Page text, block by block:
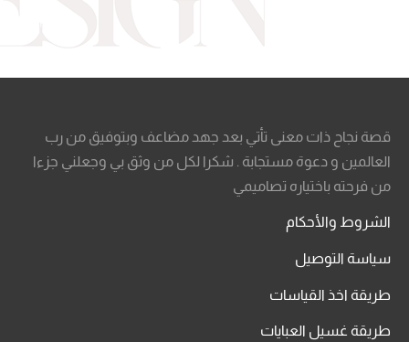
قصة نجاح ذات معنى تأتي بعد جهد مضاعف وبتوفيق من رب
العالمين و دعوة مستجابة . شكرا لكل من وثق بي وجعلني جزءا
من فرحته باختياره تصاميمي
الشروط والأحكام
سياسة التوصيل
طريقة اخذ القياسات
طريقة غسيل العبايات